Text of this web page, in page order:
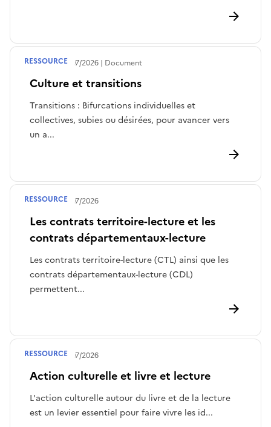
Culture et transitions
Transitions : Bifurcations individuelles et
collectives, subies ou désirées, pour avancer vers
un a...
Publié le29/07/2026 Document
RESSOURCE
Les contrats territoire-lecture et les
contrats départementaux-lecture
Les contrats territoire-lecture (CTL) ainsi que les
contrats départementaux-lecture (CDL)
permettent...
Publié le28/07/2026
RESSOURCE
Action culturelle et livre et lecture
L'action culturelle autour du livre et de la lecture
est un levier essentiel pour faire vivre les id...
Publié le28/07/2026
RESSOURCE